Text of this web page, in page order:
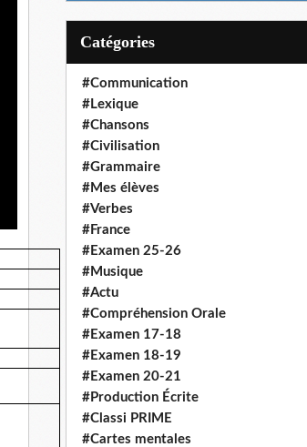
Catégories
#Communication
#Lexique
#Chansons
#Civilisation
#Grammaire
#Mes élèves
#Verbes
#France
#Examen 25-26
#Musique
#Actu
#Compréhension Orale
#Examen 17-18
#Examen 18-19
#Examen 20-21
#Production Écrite
#Classi PRIME
#Cartes mentales